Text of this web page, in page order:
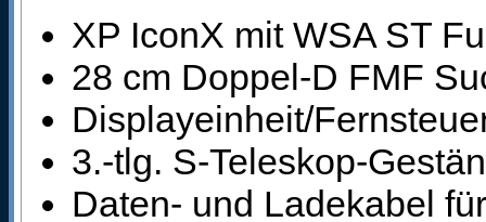
XP IconX mit WSA ST
28 cm Doppel-D FMF
Displayeinheit/
3.-tlg. S-Teleskop-
Daten- und Ladekabel